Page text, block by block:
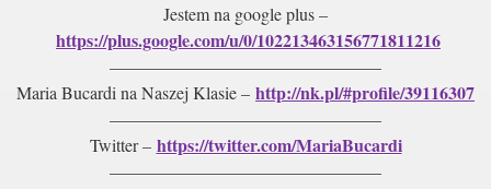
Jestem na google plus –
https://plus.google.com/u/0/102213463156771811216
———————————————–
Maria Bucardi na Naszej Klasie – http://nk.pl/#profile/39116307
———————————————–
Twitter – https://twitter.com/MariaBucardi
———————————————–